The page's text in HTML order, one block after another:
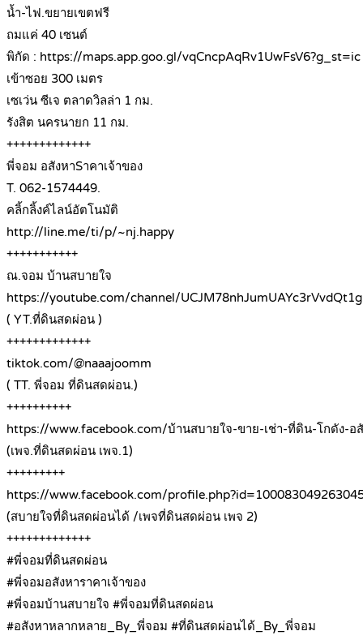
น้ำ-ไฟ.ขยายเขตฟรี
ถมแค่ 40 เซนต์
พิกัด : https://maps.app.goo.gl/vqCncpAqRv1UwFsV6?g_st=ic
เข้าซอย 300 เมตร
เซเว่น ซีเจ ตลาดวิลล่า 1 กม.
รังสิต นครนายก 11 กม.
+++++++++++++
พี่จอม อสังหาSาคาเจ้าของ
T. 062-1574449.
คลิ้กลิ้งค์ไลน์อัตโนมัติ
http://line.me/ti/p/~nj.happy
+++++++++++
ณ.จอม บ้านสบายใจ
https://youtube.com/channel/UCJM78nhJumUAYc3rVvdQt1g
( YT.ที่ดินสดผ่อน )
+++++++++++++
tiktok.com/@naaajoomm
( TT. พี่จอม ที่ดินสดผ่อน.)
++++++++++
https://www.facebook.com/บ้านสบายใจ-ขาย-เช่า-ที่ดิน-โกดัง-อ
(เพจ.ที่ดินสดผ่อน เพจ.1)
+++++++++
https://www.facebook.com/
(สบายใจที่ดินสดผ่อนได้ /เพจที่ดินสดผ่อน เพจ 2)
+++++++++++++
#พี่จอมที่ดินสดผ่อน
#พี่จอมอสังหาราคาเจ้าของ
#พี่จอมบ้านสบายใจ #พี่จอมที่ดินสดผ่อน
#อสังหาหลากหลาย_By_พี่จอม #ที่ดินสดผ่อนได้_By_พี่จอม